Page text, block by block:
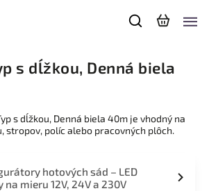
s dĺžkou, Denná biela
s dĺžkou, Denná biela 40m je vhodný na
stropov, políc alebo pracovných plôch.
hotových sád – LED
na mieru 12V, 24V a 230V